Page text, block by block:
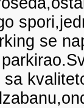
se